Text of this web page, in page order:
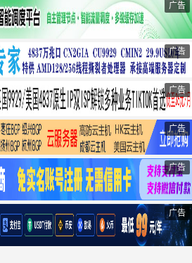
广告
广告
广告
广告
广告
广告